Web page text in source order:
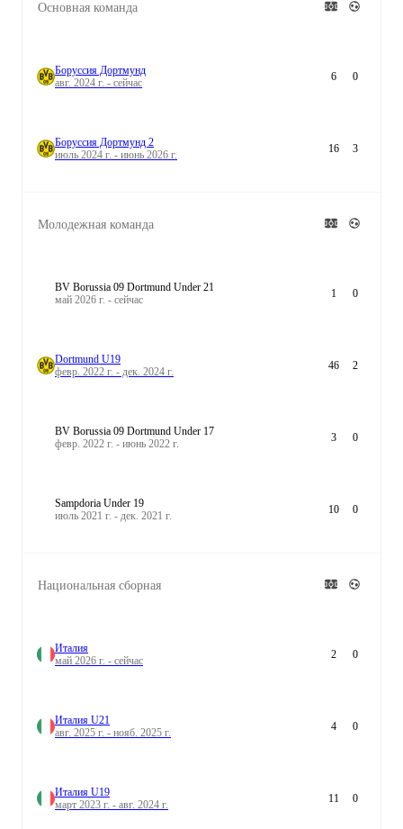
Основная команда
Боруссия Дортмунд
авг. 2024 г. - сейчас
6 0
Боруссия Дортмунд 2
июль 2024 г. - июнь 2026 г.
16 3
Молодежная команда
BV Borussia 09 Dortmund Under 21
май 2026 г. - сейчас
1 0
Dortmund U19
февр. 2022 г. - дек. 2024 г.
46 2
BV Borussia 09 Dortmund Under 17
февр. 2022 г. - июнь 2022 г.
3 0
Sampdoria Under 19
июль 2021 г. - дек. 2021 г.
10 0
Национальная сборная
Италия
май 2026 г. - сейчас
2 0
Италия U21
авг. 2025 г. - нояб. 2025 г.
4 0
Италия U19
март 2023 г. - авг. 2024 г.
11 0